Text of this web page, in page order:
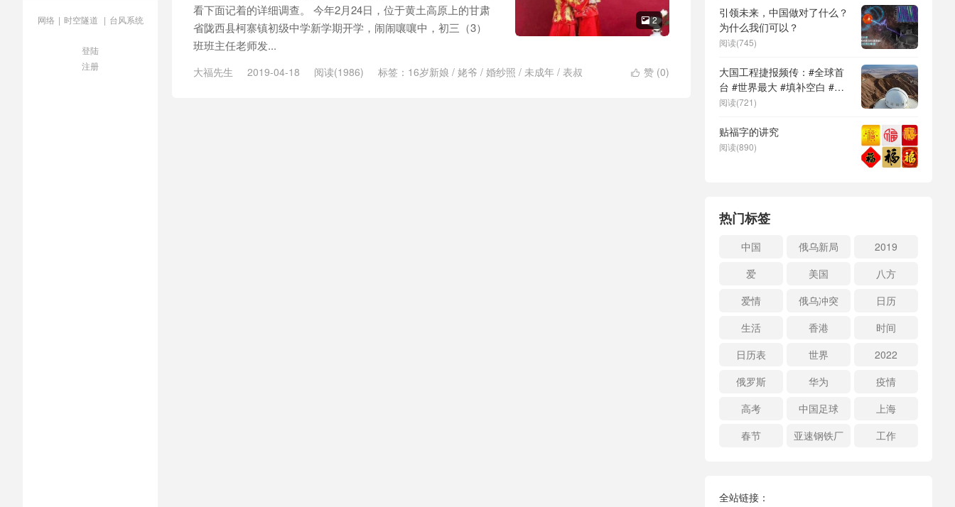
网络 | 时空隧道 | 台风系统
登陆
注册
 2
看下面记着的详细调查。 今年2月24日，位于黄土高原上的甘肃
省陇西县柯寨镇初级中学新学期开学，闹闹嚷嚷中，初三（3）
班班主任老师发...
 赞 (0)
大福先生 2019-04-18 阅读(1986) 标签： 16岁新娘 / 姥爷 / 婚纱照 / 未成年 / 表叔
引领未来，中国做对了什么？
为什么我们可以？
阅读(745)
大国工程捷报频传：#全球首
台 #世界最大 #填补空白 #突
破关键节点
阅读(721)
贴福字的讲究
阅读(890)
热门标签
中国 俄乌新局
2019
爱
美国
八方
爱情
俄乌冲突
日历
生活
香港
时间
日历表
世界
2022
俄罗斯
华为
疫情
高考
中国足球
上海
春节
亚速钢铁厂 工作
全站链接：